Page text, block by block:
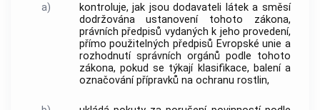
a)
kontroluje, jak jsou dodavateli látek a směsí
dodržována ustanovení tohoto zákona,
právních předpisů vydaných k jeho provedení,
přímo použitelných předpisů Evropské unie a
rozhodnutí správních orgánů podle tohoto
zákona, pokud se týkají klasifikace, balení a
označování přípravků na ochranu rostlin,